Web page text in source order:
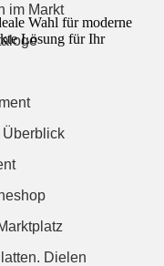
Wahl für moderne
Lösung für Ihr
im Markt
Überblick
Dielen